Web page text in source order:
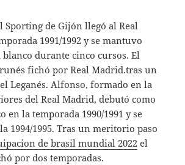
Sporting de Gijón llegó al Real
1991/1992 y se mantuvo
durante cinco cursos. El
fichó por Real Madrid.tras un
Leganés. Alfonso, formado en la
del Real Madrid, debutó como
en la temporada 1990/1991 y se
1994/1995. Tras un meritorio paso
de brasil mundial 2022 el
por dos temporadas.